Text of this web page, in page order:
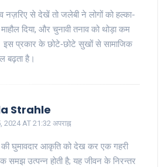
नज़रिए से देखें तो जलेबी ने लोगों को हल्का-
दिया, और चुनावी तनाव को थोड़ा कम
इस प्रकार के छोटे‑छोटे सुखों से सामाजिक
बढ़ता है।
Strahle
2024 AT 21:32 अपराह्न
घुमावदार आकृति को देख कर एक गहरी
समझ उत्पन्न होती है; यह जीवन के निरन्तर